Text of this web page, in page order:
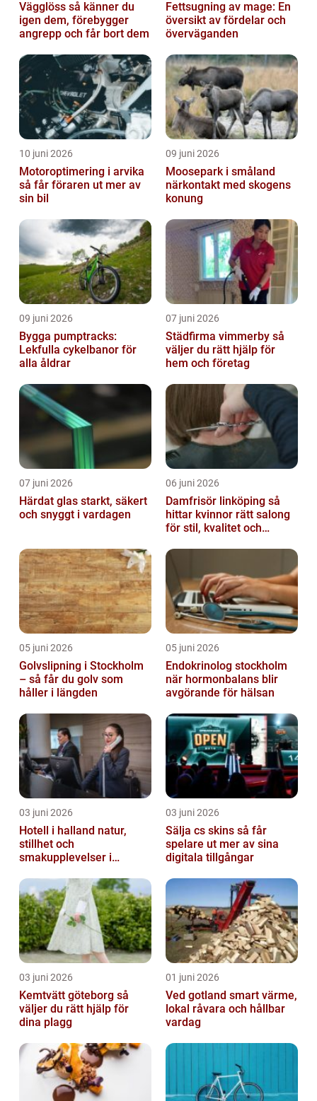
Vägglöss så känner du
igen dem, förebygger
angrepp och får bort dem
Fettsugning av mage: En
översikt av fördelar och
överväganden
10 juni 2026
Motoroptimering i arvika
så får föraren ut mer av
sin bil
09 juni 2026
Moosepark i småland
närkontakt med skogens
konung
09 juni 2026
Bygga pumptracks:
Lekfulla cykelbanor för
alla åldrar
07 juni 2026
Städfirma vimmerby så
väljer du rätt hjälp för
hem och företag
07 juni 2026
Härdat glas starkt, säkert
och snyggt i vardagen
06 juni 2026
Damfrisör linköping så
hittar kvinnor rätt salong
för stil, kvalitet och
05 juni 2026
Golvslipning i Stockholm
– så får du golv som
håller i längden
05 juni 2026
Endokrinolog stockholm
när hormonbalans blir
avgörande för hälsan
03 juni 2026
Hotell i halland natur,
stillhet och
smakupplevelser i
03 juni 2026
Sälja cs skins så får
spelare ut mer av sina
digitala tillgångar
03 juni 2026
Kemtvätt göteborg så
väljer du rätt hjälp för
dina plagg
01 juni 2026
Ved gotland smart värme,
lokal råvara och hållbar
vardag